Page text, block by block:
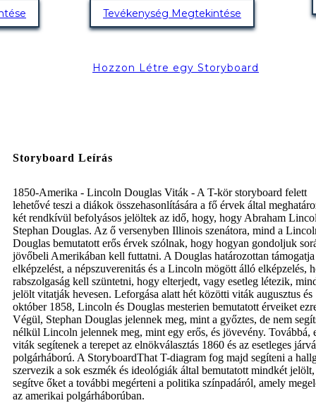
Tevékenység Megtekintése
Hozzon Létre egy Storyboard
Storyboard Leírás
1850-Amerika - Lincoln Douglas Viták - A T-kör storyboard felett
lehetővé teszi a diákok összehasonlítására a fő érvek által
két rendkívül befolyásos jelöltek az idő, hogy, hogy Abraham
Stephan Douglas. Az ő versenyben Illinois szenátora, mind a
Douglas bemutatott erős érvek szólnak, hogy hogyan gondoljuk
jövőbeli Amerikában kell futtatni. A Douglas határozottan támogatja
elképzelést, a népszuverenitás és a Lincoln mögött álló elképzelés,
rabszolgaság kell szüntetni, hogy elterjedt, vagy esetleg létezik,
jelölt vitatják hevesen. Leforgása alatt hét közötti viták augusztus és
október 1858, Lincoln és Douglas mesterien bemutatott érveiket
Végül, Stephan Douglas jelennek meg, mint a győztes, de nem
nélkül Lincoln jelennek meg, mint egy erős, és jövevény. Továbbá,
viták segítenek a terepet az elnökválasztás 1860 és az esetleges
polgárháború. A StoryboardThat T-diagram fog majd segíteni a
szervezik a sok eszmék és ideológiák által bemutatott mindkét
segítve őket a további megérteni a politika színpadáról, amely
az amerikai polgárháborúban.